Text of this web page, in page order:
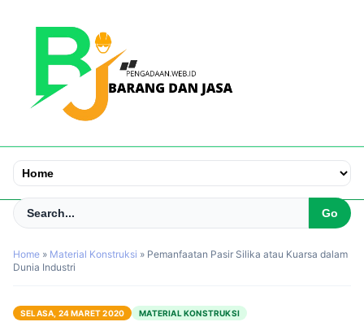
Home » Material Konstruksi » Pemanfaatan Pasir Silika atau Kuarsa dalam
Dunia Industri
SELASA, 24 MARET 2020 MATERIAL KONSTRUKSI